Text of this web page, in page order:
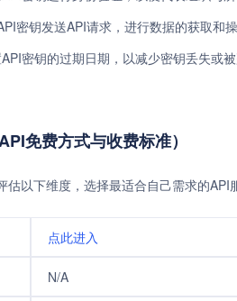
密钥发送API请求，进行数据的获取和
密钥的过期日期，以减少密钥丢失或
免费方式与收费标准）
估以下维度，选择最适合自己需求的
点此进入
N/A